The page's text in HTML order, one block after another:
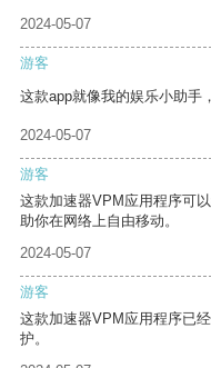
2024-05-07
游客
这款app就像我的娱乐小助手
2024-05-07
游客
这款加速器VPM应用程序可
助你在网络上自由移动。
2024-05-07
游客
这款加速器VPM应用程序已
护。